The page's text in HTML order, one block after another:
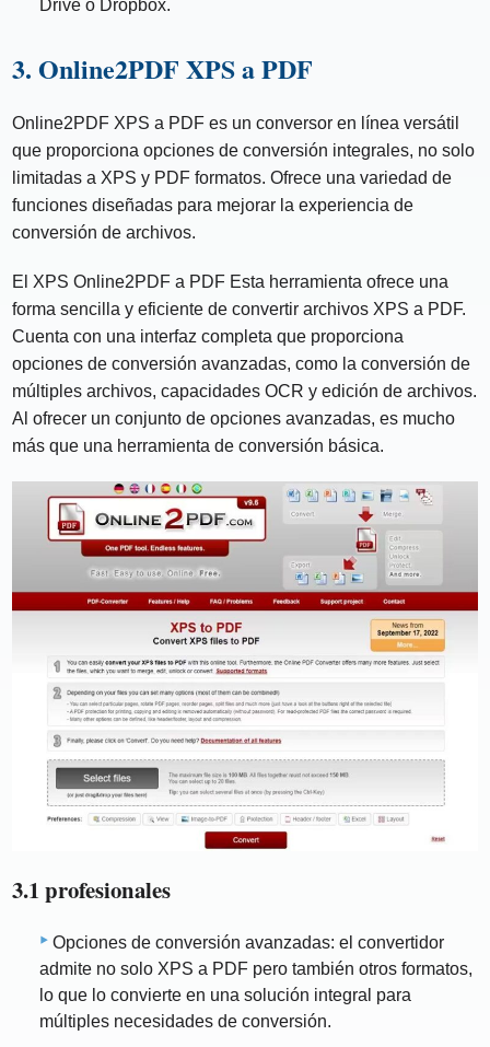
Drive o Dropbox.
3. Online2PDF XPS a PDF
Online2PDF XPS a PDF es un conversor en línea versátil
que proporciona opciones de conversión integrales, no solo
limitadas a XPS y PDF formatos. Ofrece una variedad de
funciones diseñadas para mejorar la experiencia de
conversión de archivos.
El XPS Online2PDF a PDF Esta herramienta ofrece una
forma sencilla y eficiente de convertir archivos XPS a PDF.
Cuenta con una interfaz completa que proporciona
opciones de conversión avanzadas, como la conversión de
múltiples archivos, capacidades OCR y edición de archivos.
Al ofrecer un conjunto de opciones avanzadas, es mucho
más que una herramienta de conversión básica.
3.1 profesionales
Opciones de conversión avanzadas: el convertidor
admite no solo XPS a PDF pero también otros formatos,
lo que lo convierte en una solución integral para
múltiples necesidades de conversión.